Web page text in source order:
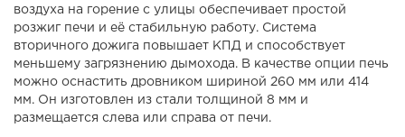
воздуха на горение с улицы обеспечивает простой
розжиг печи и её стабильную работу. Система
вторичного дожига повышает КПД и способствует
меньшему загрязнению дымохода. В качестве опции печь
можно оснастить дровником шириной 260 мм или 414
мм. Он изготовлен из стали толщиной 8 мм и
размещается слева или справа от печи.